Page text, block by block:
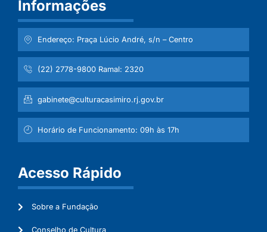
Informações
Endereço: Praça Lúcio André, s/n – Centro
(22) 2778-9800 Ramal: 2320
gabinete@culturacasimiro.rj.gov.br
Horário de Funcionamento: 09h às 17h
Acesso Rápido
Sobre a Fundação
Conselho de Cultura